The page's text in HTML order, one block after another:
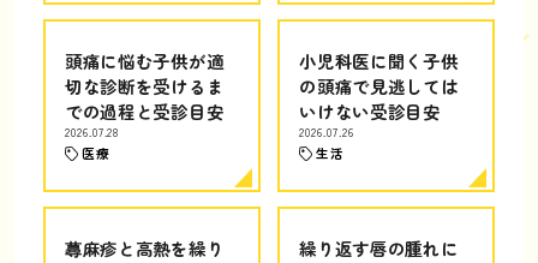
頭痛に悩む子供が適
切な診断を受けるま
での過程と受診目安
2026.07.28
医療
小児科医に聞く子供
の頭痛で見逃しては
いけない受診目安
2026.07.26
生活
蕁麻疹と高熱を繰り
繰り返す唇の腫れに